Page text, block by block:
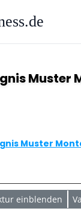
Muster
Muster
einblenden